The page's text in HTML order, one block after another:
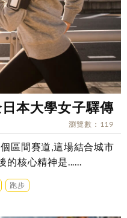
本大學女子驛傳
瀏覽數 119
區間賽道,這場結合城市
的核心精神是......
跑步